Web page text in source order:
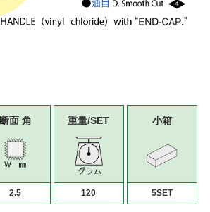
断面 角
2.5
重量/SET
120
小箱
5SET